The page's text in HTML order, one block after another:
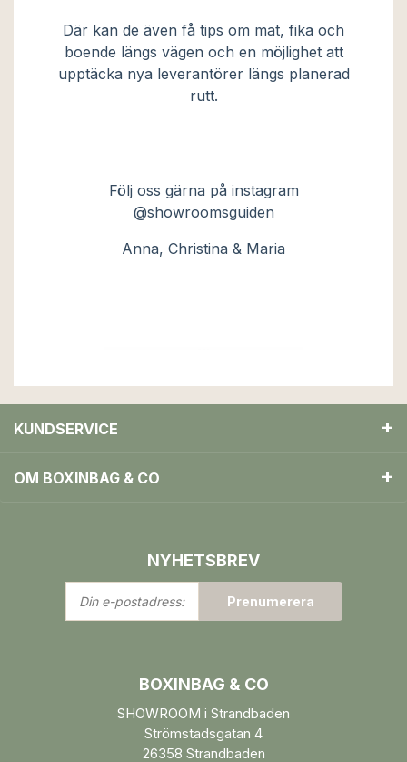
Där kan de även få tips om mat, fika och
boende längs vägen och en möjlighet att
upptäcka nya leverantörer längs planerad
rutt.
Följ oss gärna på instagram
@showroomsguiden
Anna, Christina & Maria
KUNDSERVICE
OM BOXINBAG & CO
NYHETSBREV
Din
e-
Prenumerera
BOXINBAG & CO
SHOWROOM i Strandbaden
Strömstadsgatan 4
26358 Strandbaden